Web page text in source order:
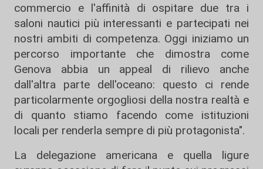
commercio e l'affinità di ospitare due tra i
saloni nautici più interessanti e partecipati nei
nostri ambiti di competenza. Oggi iniziamo un
percorso importante che dimostra come
Genova abbia un appeal di rilievo anche
dall'altra parte dell'oceano: questo ci rende
particolarmente orgogliosi della nostra realtà e
di quanto stiamo facendo come istituzioni
locali per renderla sempre di più protagonista".
La delegazione americana e quella ligure